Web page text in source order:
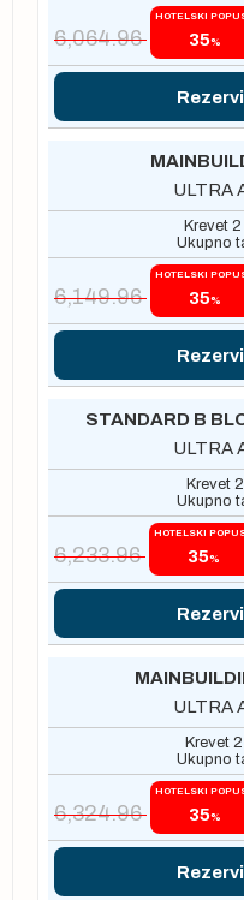
6,064.96
HOTELSKI
35%
ULTRA
Krevet
Ukupno
6,149.96
HOTELSKI
35%
STANDARD B
ULTRA
Krevet
Ukupno
6,233.96
HOTELSKI
35%
ULTRA
Krevet
Ukupno
6,324.96
HOTELSKI
35%